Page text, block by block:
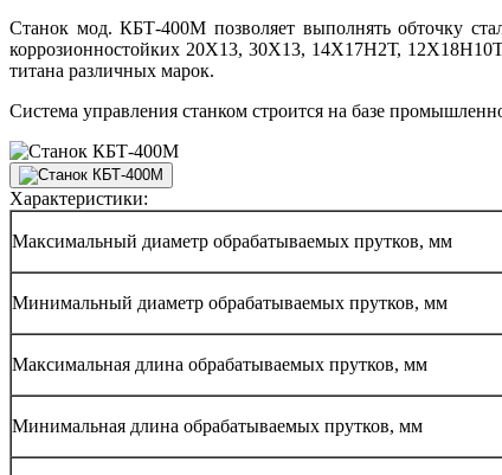
Станок мод. КБТ-400М позволяет выполнять обточку
коррозионностойких 20Х13, 30Х13, 14Х17Н2Т,
титана различных марок.
Система управления станком строится на базе
Характеристики:
Максимальный диаметр обрабатываемых прутков, мм
Минимальный диаметр обрабатываемых прутков, мм
Максимальная длина обрабатываемых прутков, мм
Минимальная длина обрабатываемых прутков, мм